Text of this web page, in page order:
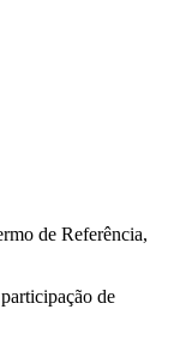
de Referência,
de